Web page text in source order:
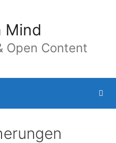
Mind
Open Content